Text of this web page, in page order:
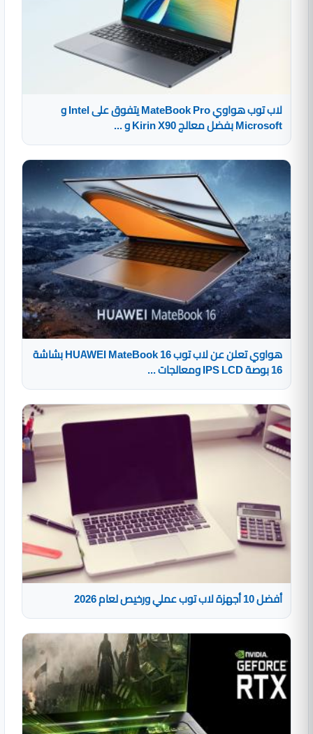
لاب توب هواوي MateBook Pro يتفوق على Intel و
Microsoft بفضل معالج Kirin X90 و ...
هواوي تعلن عن لاب توب HUAWEI MateBook 16 بشاشة
16 بوصة IPS LCD ومعالجات ...
أفضل 10 أجهزة لاب توب عملي ورخيص لعام 2026